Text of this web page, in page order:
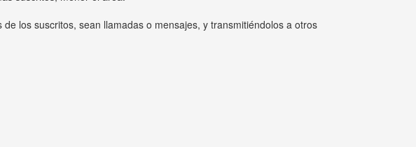
los suscritos, sean llamadas o mensajes, y transmitiéndolos a otros